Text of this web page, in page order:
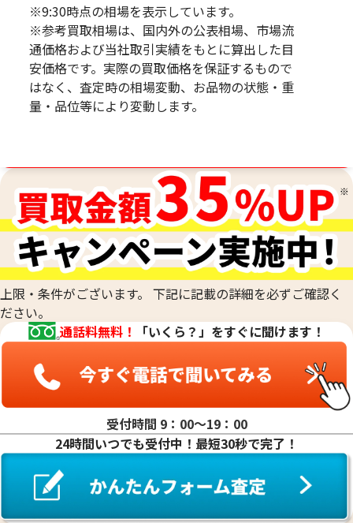
※9:30時点の相場を表示しています。
※参考買取相場は、国内外の公表相場、市場流
通価格および当社取引実績をもとに算出した目
安価格です。実際の買取価格を保証するもので
はなく、査定時の相場変動、お品物の状態・重
量・品位等により変動します。
上限・条件がございます。 下記に記載の詳細を必ずご確認く
ださい。
通話料無料！
「いくら？」をすぐに聞けます！
受付時間 9：00〜19：00
24時間いつでも受付中！最短30秒で完了！